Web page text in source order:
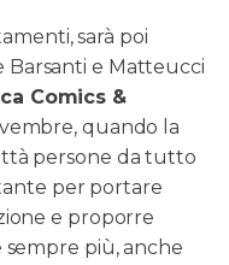
sarà poi
Barsanti e Matteucci
Comics &
quando la
persone da tutto
per portare
e proporre
più, anche